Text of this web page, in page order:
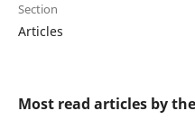
Section
Articles
Most read articles by